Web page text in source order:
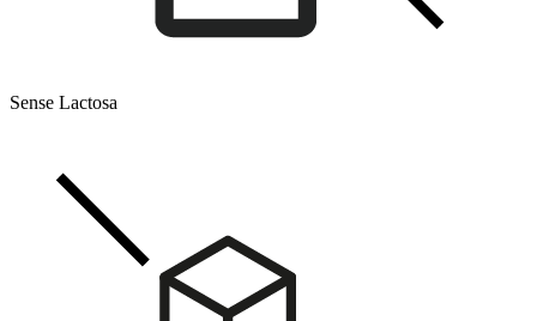
Sense Lactosa